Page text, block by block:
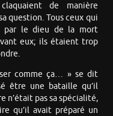
de manière
question. Tous ceux qui
par le dieu de la mort
eux; ils étaient trop
comme ça… » se dit
être une bataille qu’il
n’était pas sa spécialité,
qu’il avait préparé un